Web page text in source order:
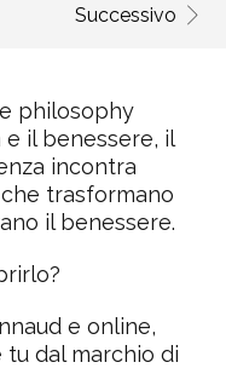
Successivo
philosophy
il benessere, il
incontra
trasformano
il benessere.
e online,
tu dal marchio di